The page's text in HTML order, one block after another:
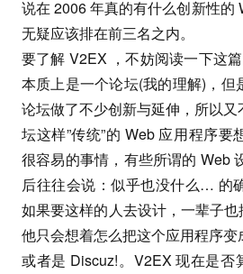
说在 2006 年真的有什么创新性的
无疑应该排在前三名之内。
要了解 V2EX ，不妨阅读一下这篇
本质上是一个论坛(我的理解)，但
论坛做了不少创新与延伸，所以
坛这样”传统”的 Web 应用程序要
很容易的事情，有些所谓的 Web
后往往会说：似乎也没什么… 的
如果要这样的人去设计，一辈子也
他只会想着怎么把这个应用程序变
或者是 Discuz!。V2EX 现在是否